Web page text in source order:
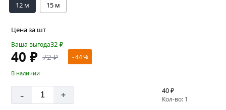
12 м
15 м
Цена за шт
Ваша выгода32 ₽
40 ₽ 72 ₽ - 44 %
В наличии
- + 40 ₽
Кол-во: 1